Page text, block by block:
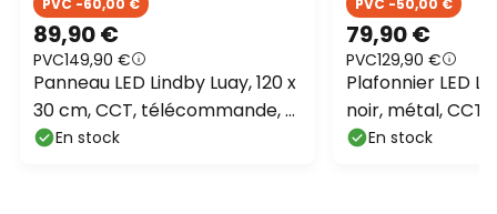
89,90 €
PVC149,90 €
Panneau LED Lindby Luay, 120 x
30 cm, CCT, télécommande, à
intensité variable
En stock
79,90 €
PVC129,90 €
Plafonnier LED
noir, métal,
En stock